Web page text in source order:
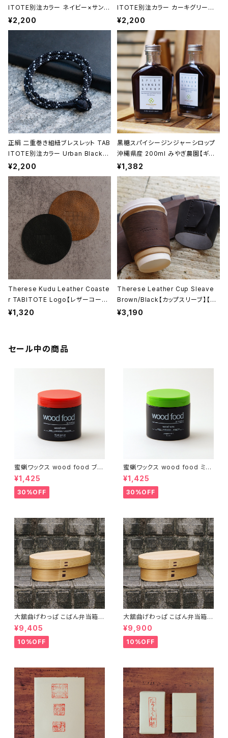
ITOTE別注カラー ネイビー×サンド
ベージュ 昇苑くみひも【京都】【組紐
アクセサリー】【Kumihimo Bracel
¥2,200
ITOTE別注カラー カーキグリーン
昇苑くみひも【京都】【組紐アクセサリ
ー】【Kumihimo Bracelet】【ギフト
プレゼント】【父の日 お誕生日】
¥2,200
正絹 二重巻き組紐ブレスレット TAB
ITOTE別注カラー Urban Black
＜黒＞ 昇苑くみひも【京都】【組紐ア
クセサリー】【Kumihimo Bracele
t】【ギフト プレゼント】【父の日 お誕
生日】
¥2,200
黒糖スパイシージンジャーシロップ
沖縄県産 200ml みやぎ農園【ギフト
プレゼント】【父の日 お誕生日】
¥1,382
Therese Kudu Leather Coaste
r TABITOTE Logo【レザーコース
ター】【本革製】【日本製】【ギフト プレ
¥1,320
Therese Leather Cup Sleave
Brown/Black【カップスリーブ】【カ
ップホルダー】【本革製】【日本製】【テ
¥3,190
セール中の商品
蜜蝋ワックス wood food ブラ
ッドオレンジ【DIY】【木工】【ギフ
ト プレゼント】【父の日 お誕生
日】
¥1,425
30%OFF
蜜蝋ワックス wood food ミン
ト【DIY】【木工】【ギフト プレゼン
ト】【父の日 お誕生日】
¥1,425
30%OFF
大舘曲げわっぱ こばん弁当箱
（小） りょうび庵 秋田県大舘市
【伝統的工芸品】【民藝品】【ギフ
ト プレゼント】【父の日 お誕生
日】
¥9,405
10%OFF
大舘曲げわっぱ こばん弁当箱
（中） りょうび庵 秋田県大舘市
【伝統的工芸品】【民藝品】【ギフ
ト プレゼント】【父の日 お誕生
日】
¥9,900
10%OFF